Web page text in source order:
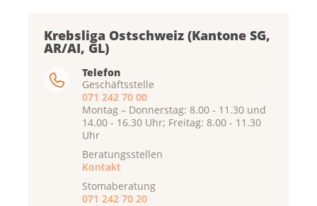
Krebsliga Ostschweiz (Kantone SG,
AR/AI, GL)
Telefon
Geschäftsstelle
071 242 70 00
Montag – Donnerstag: 8.00 - 11.30 und
14.00 - 16.30 Uhr; Freitag: 8.00 - 11.30
Uhr
Beratungsstellen
Kontakt
Stomaberatung
071 242 70 20